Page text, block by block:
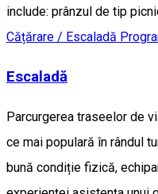
include: prânzul de tip
Cățărare / Escaladă
Escaladă
Parcurgerea traseelor de
ce mai populară în rândul
bună condiție fizică,